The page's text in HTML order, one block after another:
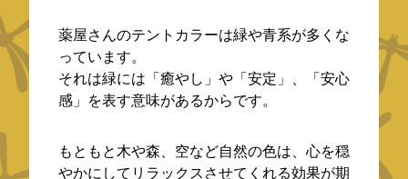
薬屋さんのテントカラーは緑や青系が多くな
っています。
それは緑には「癒やし」や「安定」、「安心
感」を表す意味があるからです。
もともと木や森、空など自然の色は、心を穏
やかにしてリラックスさせてくれる効果が期